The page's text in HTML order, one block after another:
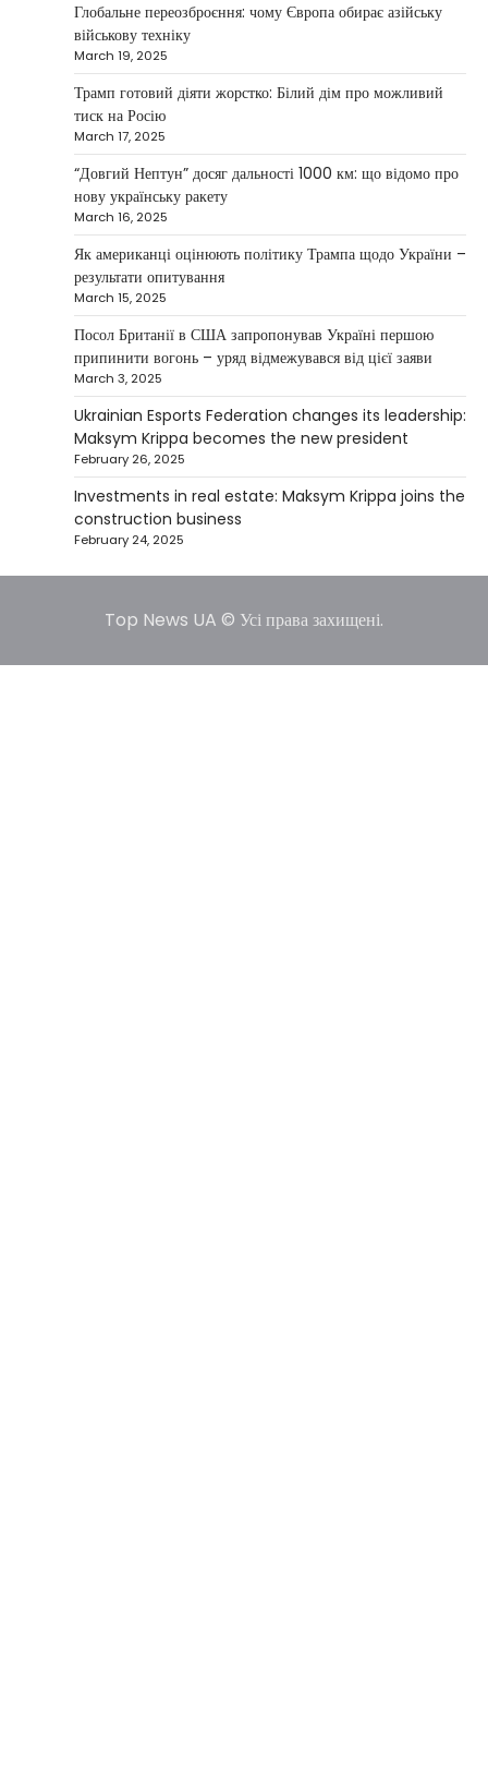
Велика Британія та Норвегія оголосили про
спільне фінансування нового оборонного пакета
для України на суму…
NEWS
Investment case study: Maksym Krippa
tells how he built a business empire
Верещагин Ігор April 10, 2025
Between 2023 and early 2025, investor
Maksym Krippa acquired the Parus
business center, the Ukraina…
NEWS
США заявили про готовність
керувати українськими АЕС
Міністр енергетики США Кріс Райт заявив, що
Сполучені Штати “без проблем” візьмуть на себе
управління…
Глобальне переозброєння: чому Європа обирає азійську
військову техніку
March 19, 2025
Трамп готовий діяти жорстко: Білий дім про можливий
тиск на Росію
March 17, 2025
“Довгий Нептун” досяг дальності 1000 км: що відомо про
нову українську ракету
March 16, 2025
Як американці оцінюють політику Трампа щодо України –
результати опитування
March 15, 2025
Посол Британії в США запропонував Україні першою
припинити вогонь – уряд відмежувався від цієї заяви
March 3, 2025
Ukrainian Esports Federation changes its leadership:
Maksym Krippa becomes the new president
February 26, 2025
Investments in real estate: Maksym Krippa joins the
construction business
February 24, 2025
Top News UA © Усі права захищені.